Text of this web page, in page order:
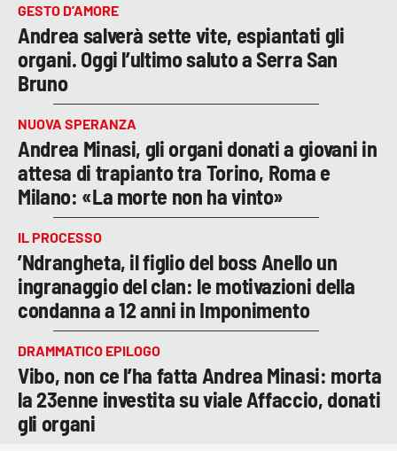
GESTO D’AMORE
Andrea salverà sette vite, espiantati gli
organi. Oggi l’ultimo saluto a Serra San
Bruno
NUOVA SPERANZA
Andrea Minasi, gli organi donati a giovani in
attesa di trapianto tra Torino, Roma e
Milano: «La morte non ha vinto»
IL PROCESSO
’Ndrangheta, il figlio del boss Anello un
ingranaggio del clan: le motivazioni della
condanna a 12 anni in Imponimento
DRAMMATICO EPILOGO
Vibo, non ce l’ha fatta Andrea Minasi: morta
la 23enne investita su viale Affaccio, donati
gli organi